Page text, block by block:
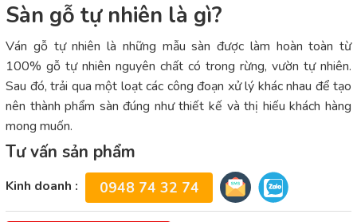
Sàn gỗ tự nhiên là gì?
Ván gỗ tự nhiên là những mẫu sàn được làm hoàn toàn từ
100% gỗ tự nhiên nguyên chất có trong rừng, vườn tự nhiên.
Sau đó, trải qua một loạt các công đoạn xử lý khác nhau để tạo
nên thành phẩm sàn đúng như thiết kế và thị hiếu khách hàng
mong muốn.
Tư vấn sản phẩm
Kinh doanh : 0948 74 32 74